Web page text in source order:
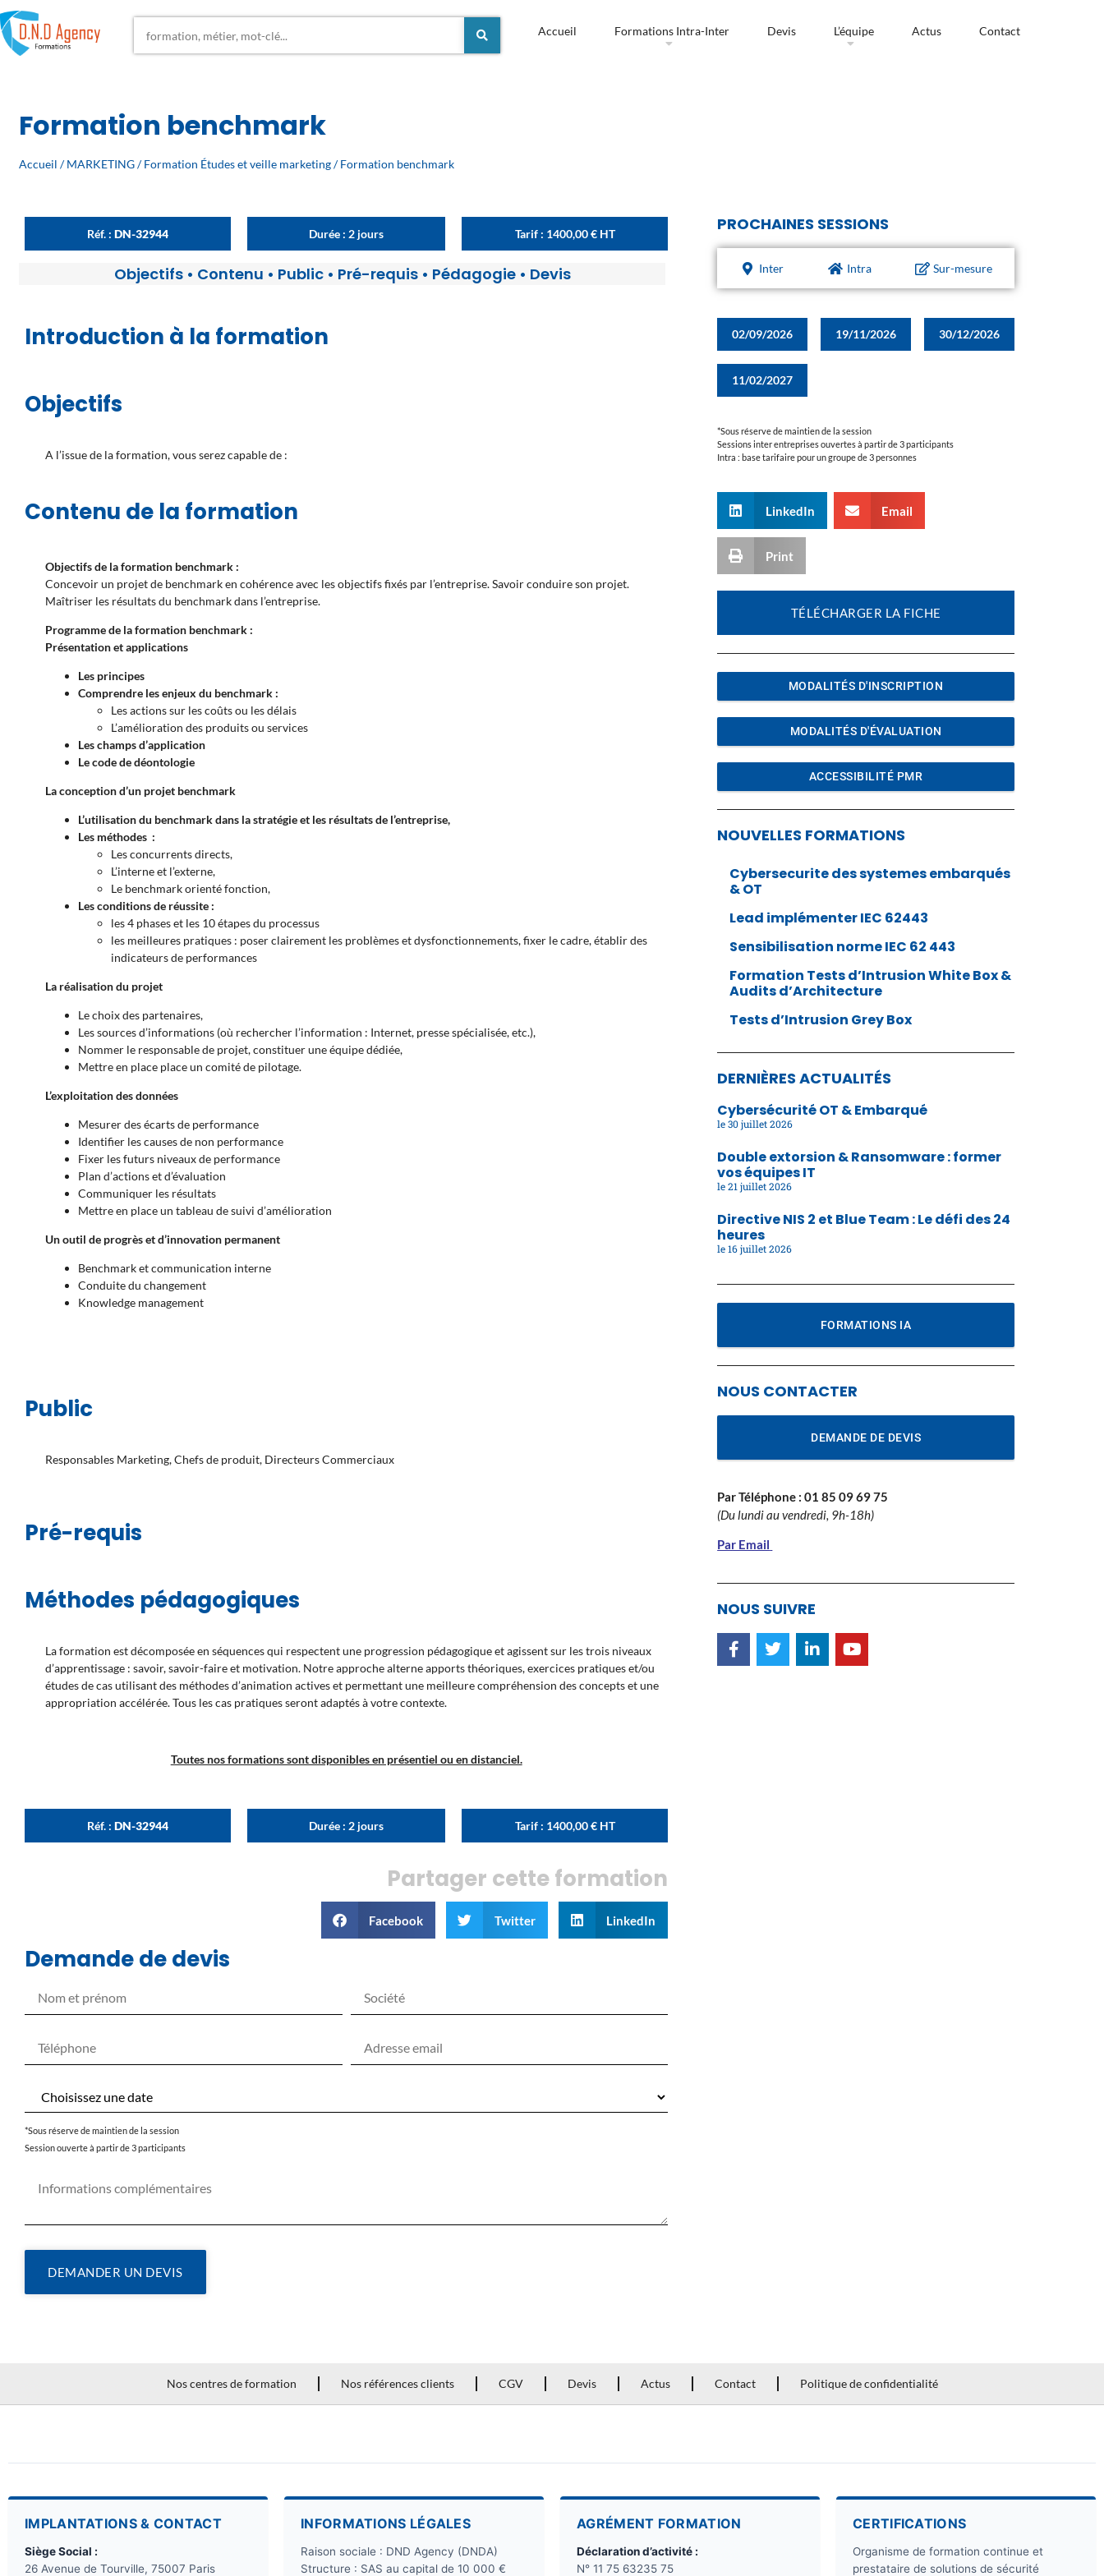
Accueil Formations Intra-Inter Devis L’équipe Actus Contact
Formation benchmark
Accueil /MARKETING/Formation Études et veille marketing/ Formation benchmark
Réf. :DN-32944 Durée : 2 jours Tarif : 1400,00€HT
Objectifs• Contenu • Public• Pré-requis• Pédagogie• Devis
Introduction à la formation
Objectifs
A l’issue de la formation, vous serez capable de :
Contenu de la formation
Objectifs de la formation benchmark :
Concevoir un projet de benchmark en cohérence avec les objectifs fixés par l’entreprise. Savoir conduire son projet.
Maîtriser les résultats du benchmark dans l’entreprise.
Programme de la formation benchmark :
Présentation et applications
Les principes
Comprendre les enjeux du benchmark :
Les actions sur les coûts ou les délais
L’amélioration des produits ou services
Les champs d’application
Le code de déontologie
La conception d’un projet benchmark
L’utilisation du benchmark dans la stratégie et les résultats de l’entreprise,
Les méthodes :
Les concurrents directs,
L’interne et l’externe,
Le benchmark orienté fonction,
Les conditions de réussite :
les 4 phases et les 10 étapes du processus
les meilleures pratiques : poser clairement les problèmes et dysfonctionnements,fixer le cadre,établir des
indicateurs de performances
La réalisation du projet
Le choix des partenaires,
Les sources d’informations (où rechercher l’information : Internet, presse spécialisée, etc.),
Nommer le responsable de projet, constituer une équipe dédiée,
Mettre en place place un comité de pilotage.
L’exploitation des données
Mesurer des écarts de performance
Identifier les causes de non performance
Fixer les futurs niveaux de performance
Plan d’actions et d’évaluation
Communiquer les résultats
Mettre en place un tableau de suivi d’amélioration
Un outil de progrès et d’innovation permanent
Benchmark et communication interne
Conduite du changement
Knowledge management
Public
Responsables Marketing, Chefs de produit, Directeurs Commerciaux
Pré-requis
Méthodes pédagogiques
La formation est décomposée en séquences qui respectent une progression pédagogique et agissent sur les trois niveaux
d’apprentissage : savoir, savoir-faire et motivation. Notre approche alterne apports théoriques, exercices pratiques et/ou
études de cas utilisant des méthodes d’animation actives et permettant une meilleure compréhension des concepts et une
appropriation accélérée. Tous les cas pratiques seront adaptés à votre contexte.
Toutes nos formations sont disponibles en présentiel ou en distanciel.
Réf. :DN-32944 Durée : 2 jours Tarif : 1400,00€HT
Partager cette formation
Facebook Twitter LinkedIn
Demande de devis
*Sous réserve de maintien de la session
Session ouverte à partir de 3 participants
DEMANDER UN DEVIS
PROCHAINES SESSIONS
Inter Intra Sur-mesure
02/09/2026 19/11/2026 30/12/2026
11/02/2027
*Sous réserve de maintien de la session
Sessions inter entreprises ouvertes à partir de 3 participants
Intra : base tarifaire pour un groupe de 3 personnes
LinkedIn Email
Print
TÉLÉCHARGER LA FICHE
MODALITÉS D'INSCRIPTION
MODALITÉS D'ÉVALUATION
ACCESSIBILITÉ PMR
NOUVELLES FORMATIONS
Cybersecurite des systemes embarqués
& OT
Lead implémenter IEC 62443
Sensibilisation norme IEC 62 443
Formation Tests d’Intrusion White Box &
Audits d’Architecture
Tests d’Intrusion Grey Box
DERNIÈRES ACTUALITÉS
Cybersécurité OT & Embarqué
30 juillet 2026
Double extorsion & Ransomware : former
vos équipes IT
21 juillet 2026
Directive NIS 2 et Blue Team : Le défi des 24
heures
16 juillet 2026
FORMATIONS IA
NOUS CONTACTER
DEMANDE DE DEVIS
Par Téléphone : 01 85 09 69 75
(Du lundi au vendredi, 9h-18h)
Par Email
NOUS SUIVRE
Nos centres de formation Nos références clients CGV Devis Actus Contact Politique de confidentialité
IMPLANTATIONS & CONTACT
Siège Social :
26 Avenue de Tourville, 75007 Paris
INFORMATIONS LÉGALES
Raison sociale : DND Agency (DNDA)
Structure : SAS au capital de 10 000 €
AGRÉMENT FORMATION
Déclaration d’activité :
N° 11 75 63235 75
CERTIFICATIONS
Organisme de formation continue et
prestataire de solutions de sécurité